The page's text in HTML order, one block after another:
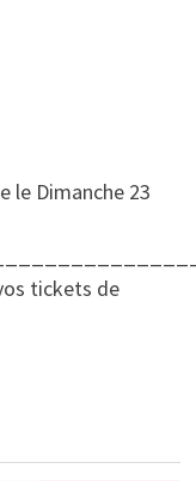
le Dimanche 23
tickets de